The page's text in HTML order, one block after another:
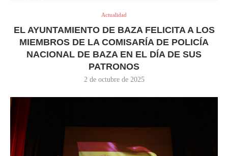
Actualidad
EL AYUNTAMIENTO DE BAZA FELICITA A LOS
MIEMBROS DE LA COMISARÍA DE POLICÍA
NACIONAL DE BAZA EN EL DÍA DE SUS
PATRONOS
2 de octubre de 2025